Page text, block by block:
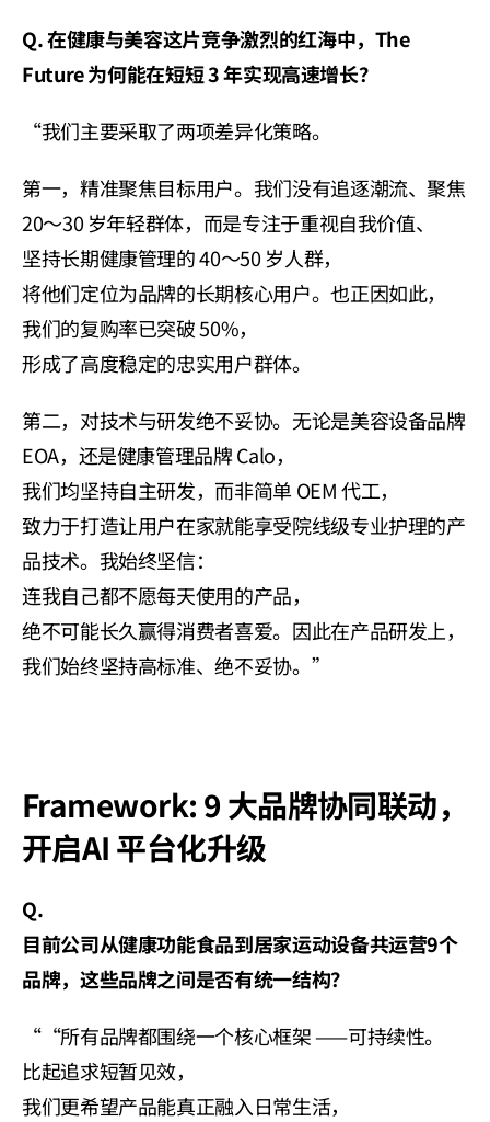
Q. 在健康与美容这片竞争激烈的红海中，The
Future 为何能在短短 3 年实现高速增长？
“我们主要采取了两项差异化策略。
第一，精准聚焦目标用户。我们没有追逐潮流、聚焦
20～30 岁年轻群体，而是专注于重视自我价值、
坚持长期健康管理的 40～50 岁人群，
将他们定位为品牌的长期核心用户。也正因如此，
我们的复购率已突破 50%，
形成了高度稳定的忠实用户群体。
第二，对技术与研发绝不妥协。无论是美容设备品牌
EOA，还是健康管理品牌 Calo，
我们均坚持自主研发，而非简单 OEM 代工，
致力于打造让用户在家就能享受院线级专业护理的产
品技术。我始终坚信：
连我自己都不愿每天使用的产品，
绝不可能长久赢得消费者喜爱。因此在产品研发上，
我们始终坚持高标准、绝不妥协。”
Framework: 9 大品牌协同联动，
开启AI 平台化升级
Q.
目前公司从健康功能食品到居家运动设备共运营9个
品牌，这些品牌之间是否有统一结构？
““所有品牌都围绕一个核心框架 ——可持续性。
比起追求短暂见效，
我们更希望产品能真正融入日常生活，